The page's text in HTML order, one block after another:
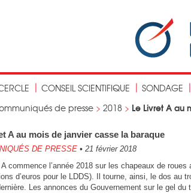
CONSEIL SCIENTIFIQUE SONDAGE
de presse > 2018 > Le Livret A au
A au mois de janvier casse la baraque
DE PRESSE • 21 février 2018
A commence l’année 2018 sur les chapeaux de
d’euros pour le LDDS). Il tourne, ainsi, le dos au
Les annonces du Gouvernement sur le gel